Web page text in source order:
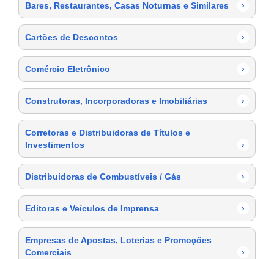
Bares, Restaurantes, Casas Noturnas e Similares ›
Cartões de Descontos ›
Comércio Eletrônico ›
Construtoras, Incorporadoras e Imobiliárias ›
Corretoras e Distribuidoras de Títulos e
Investimentos
›
Distribuidoras de Combustíveis / Gás ›
Editoras e Veículos de Imprensa ›
Empresas de Apostas, Loterias e Promoções
Comerciais
›